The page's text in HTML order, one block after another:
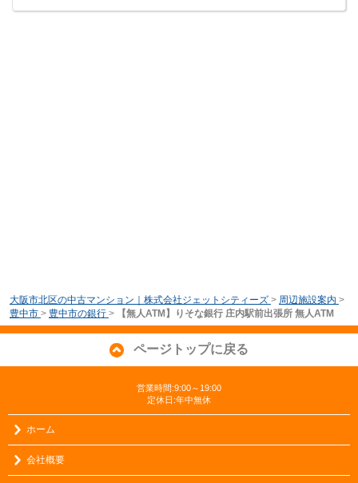
大阪市北区の中古マンション｜株式会社ジェットシティーズ > 周辺施設案内 >
豊中市 > 豊中市の銀行 > 【無人ATM】りそな銀行 庄内駅前出張所 無人ATM
ページトップに戻る
営業時間:9:00～19:00
定休日:年中無休
ホーム
会社概要